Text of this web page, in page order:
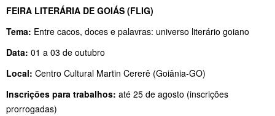
FEIRA LITERÁRIA DE GOIÁS (FLIG)
Tema: Entre cacos, doces e palavras: universo literário goiano
Data: 01 a 03 de outubro
Local: Centro Cultural Martin Cererê (Goiânia-GO)
Inscrições para trabalhos: até 25 de agosto (inscrições
prorrogadas)